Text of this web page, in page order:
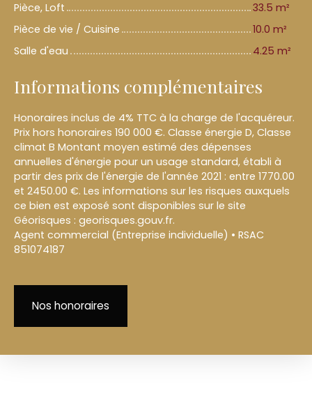
Pièce, Loft
33.5 m²
Pièce de vie / Cuisine
10.0 m²
Salle d'eau
4.25 m²
Informations complémentaires
Honoraires inclus de 4% TTC à la charge de l'acquéreur.
Prix hors honoraires 190 000 €. Classe énergie D, Classe
climat B Montant moyen estimé des dépenses
annuelles d'énergie pour un usage standard, établi à
partir des prix de l'énergie de l'année 2021 : entre 1770.00
et 2450.00 €. Les informations sur les risques auxquels
ce bien est exposé sont disponibles sur le site
Géorisques : georisques.gouv.fr.
Agent commercial (Entreprise individuelle) • RSAC
851074187
Nos honoraires